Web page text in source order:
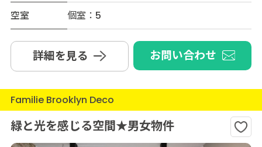
空室
個室：5
詳細を見る お問い合わせ
Familie Brooklyn Deco
緑と光を感じる空間★男女物件